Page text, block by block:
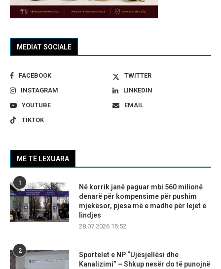
MEDIAT SOCIALE
FACEBOOK
TWITTER
INSTAGRAM
LINKEDIN
YOUTUBE
EMAIL
TIKTOK
MË TË LEXUARA
1
Në korrik janë paguar mbi 560 milionë
denarë për kompensime për pushim
mjekësor, pjesa më e madhe për lejet e
lindjes
28.07.2026 15:52
2
Sportelet e NP “Ujësjellësi dhe
Kanalizimi” – Shkup nesër do të punojnë